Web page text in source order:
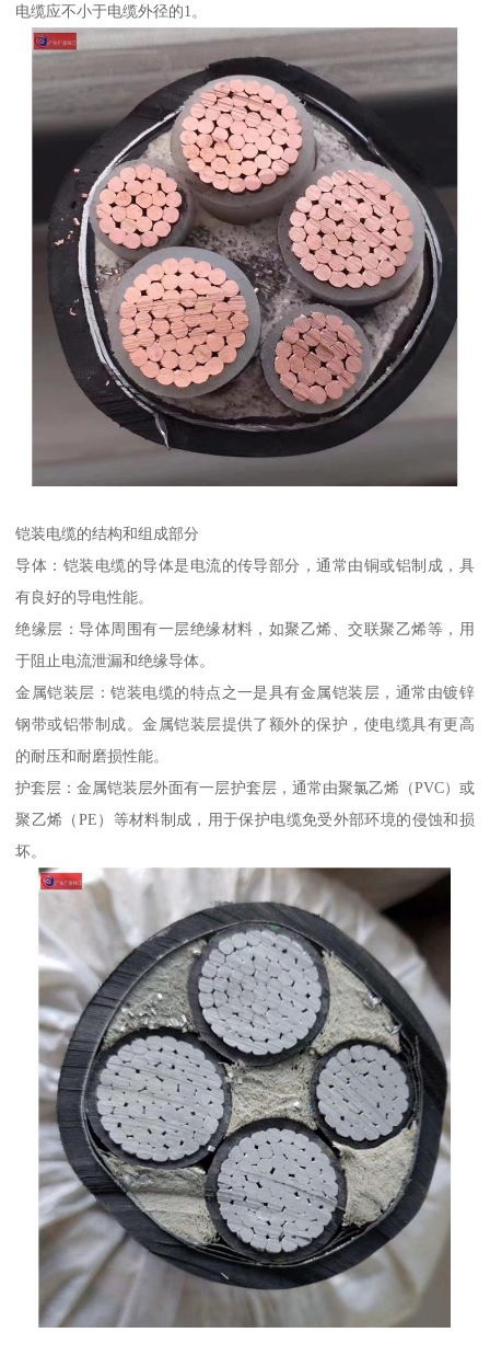
电缆应不小于电缆外径的1。
铠装电缆的结构和组成部分
导体：铠装电缆的导体是电流的传导部分，通常由铜或铝制成，具
有良好的导电性能。
绝缘层：导体周围有一层绝缘材料，如聚乙烯、交联聚乙烯等，用
于阻止电流泄漏和绝缘导体。
金属铠装层：铠装电缆的特点之一是具有金属铠装层，通常由镀锌
钢带或铝带制成。金属铠装层提供了额外的保护，使电缆具有更高
的耐压和耐磨损性能。
护套层：金属铠装层外面有一层护套层，通常由聚氯乙烯（PVC）或
聚乙烯（PE）等材料制成，用于保护电缆免受外部环境的侵蚀和损
坏。